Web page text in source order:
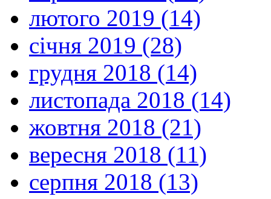
лютого 2019 (14)
січня 2019 (28)
грудня 2018 (14)
листопада 2018 (14)
жовтня 2018 (21)
вересня 2018 (11)
серпня 2018 (13)